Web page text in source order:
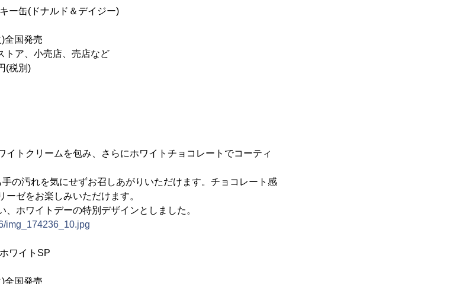
(ドナルド＆デイジー)
国発売
トア、小売店、売店など
別)
トクリームを包み、さらにホワイトチョコレートでコーティ
の汚れを気にせずお召しあがりいただけます。チョコレート感
ゼをお楽しみいただけます。
ホワイトデーの特別デザインとしました。
img_174236_10.jpg
イトSP
国発売